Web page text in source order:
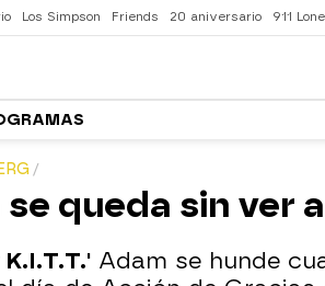
Los Simpson Friends 20 aniversario 911
queda sin ver
Adam se hunde